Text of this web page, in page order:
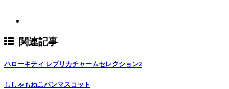
関連記事
ハローキティ レプリカチャームセレクション2
ししゃもねこパンマスコット